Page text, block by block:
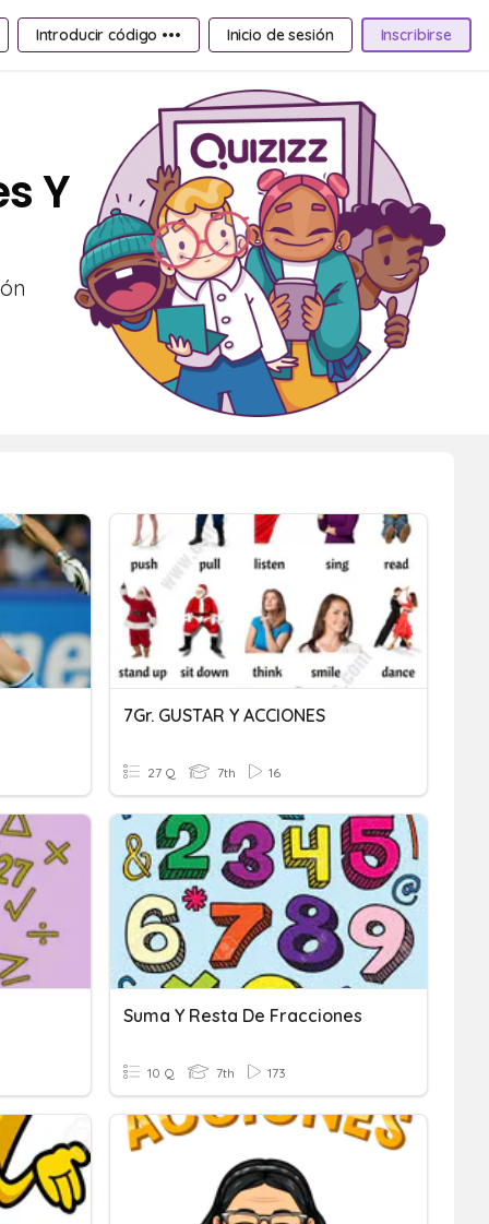
Introducir código ••• Inicio de sesión Inscribirse
Y
7Gr. GUSTAR Y ACCIONES
27 Q 7th 16
Suma Y Resta De Fracciones
10 Q 7th 173